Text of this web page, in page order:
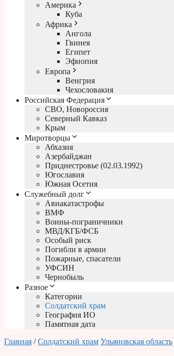
Америка
Куба
Африка
Ангола
Гвинея
Египет
Эфиопия
Европа
Венгрия
Чехословакия
Российская Федерация
СВО, Новороссия
Северный Кавказ
Крым
Миротворцы
Абхазия
Азербайджан
Приднестровье (02.03.1992)
Югославия
Южная Осетия
Служебный долг
Авиакатастрофы
ВМФ
Воины-пограничники
МВД/КГБ/ФСБ
Особый риск
Погибли в армии
Пожарные, спасатели
УФСИН
Чернобыль
Разное
Категории
Солдатский храм
География ИО
Памятная дата
Главная /Солдатский храм Ульяновская область